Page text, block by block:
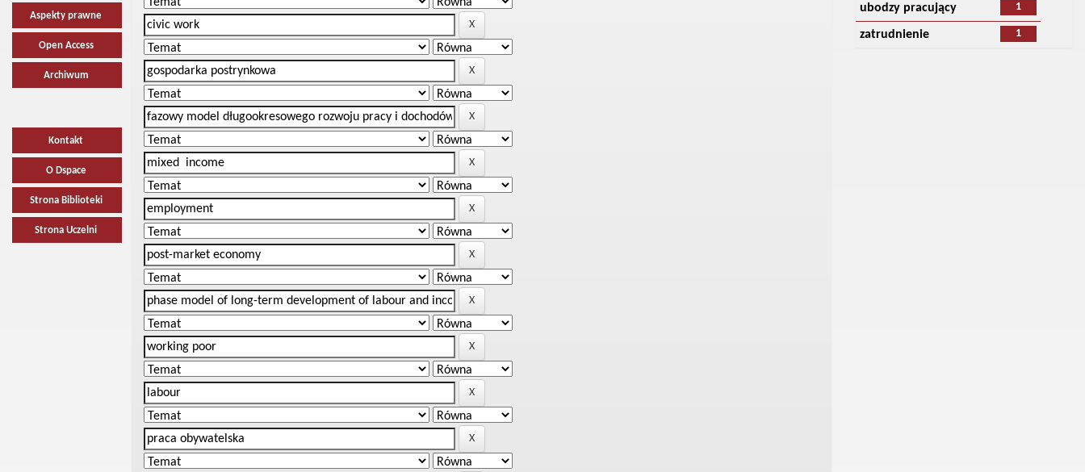
Aspekty prawne
Open Access
Archiwum
Kontakt
O Dspace
Strona Biblioteki
Strona Uczelni
1
ubodzy pracujący
1
zatrudnienie